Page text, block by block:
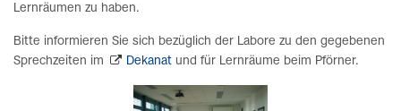
Lernräumen zu haben.
Bitte informieren Sie sich bezüglich der Labore zu den gegebenen
Sprechzeiten im
Dekanat und für Lernräume beim Pförner.